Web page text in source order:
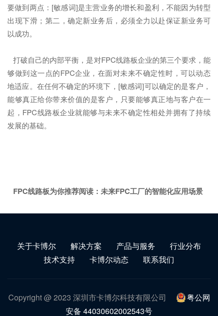
要做到两点：[敏感词]是主营业务的增长和盈利，不能因为转型
出现下滑；第二，确定新业务后，必须全力以赴保证新业务可
以成功。
打破自己的内部平衡，是对FPC线路板企业的第三个要求，能
够做到这一点的FPC企业，在面对未来不确定性时，可以动态
地适应。在任何不确定的环境下，[敏感词]可以确定的是客户，
能够真正给你带来价值的是客户，只要能够真正地与客户在一
起，FPC线路板企业就能够与未来不确定性相处并拥有了持续
发展的基础。
FPC线路板为你推荐阅读： 未来FPC工厂的智能化应用场景
关于卡博尔 解决方案 产品与服务
行业分布
技术支持
卡博尔动态 联系我们
Copyright @ 2023 深圳市卡博尔科技有限公司
粤公网
安备 44030602002543号